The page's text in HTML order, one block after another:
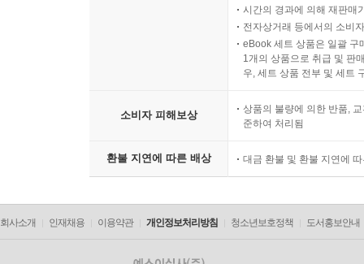
시간의 경과에 의해 재판매
전자상거래 등에서의 소비
eBook 세트 상품은 일괄 구
1개의 상품으로 취급 및 판
우, 세트 상품 전부 및 세트
소비자 피해보상
상품의 불량에 의한 반품,
준하여 처리됨
환불 지연에 따른 배상 대금 환불 및 환불 지연에
회사소개 인재채용 이용약관 개인정보처리방침 청소년보호정책 도서홍보안내